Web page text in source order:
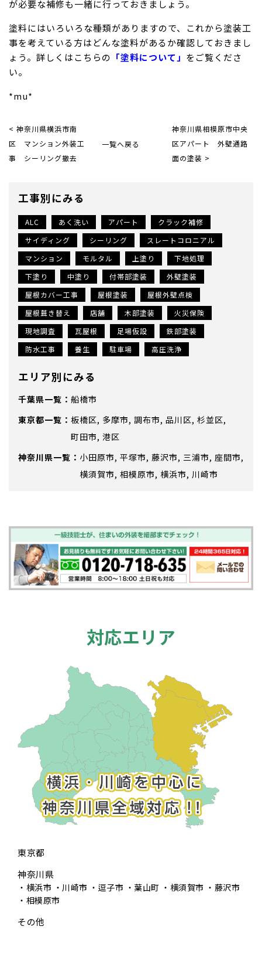
が必要な補修も一緒に行っておきましょう。
塗料にはいろいろな種類がありますので、これから塗装工
事を考えている方はどんな塗料があるか確認しておきまし
ょう。詳しくはこちらの 「塗料について」 をご覧くださ
い。
*mu*
< 神奈川県横浜市南
区 マンション外装工
事 シーリング撤去
神奈川県相模原市中央
区アパート 外壁通路
面の塗装 >
一覧へ戻る
工事別にみる
ALC あく洗い アパート
クラック補修
サイディング
シーリング
スレートコロニアル
マンション
モルタル 上塗り
下地処理
下塗り
中塗り 付帯部塗装
外壁塗装
屋根カバー工事
屋根塗装
屋根外壁点検
屋根葺き替え
店舗 木部塗装
火災保険
現地調査
瓦屋根 足場仮設
鉄部塗装
防水工事
養生 駐車場 高圧洗浄
エリア別にみる
千葉県
船橋市
東京都
板橋区 多摩市 調布市 品川区 杉並区
町田市 港区
神奈川県
小田原市 平塚市 藤沢市 三浦市 座間市
横須賀市 相模原市 横浜市 川崎市
対応エリア
東京都
神奈川県
横浜市 川崎市 逗子市 葉山町 横須賀市
藤沢市
相模原市
その他